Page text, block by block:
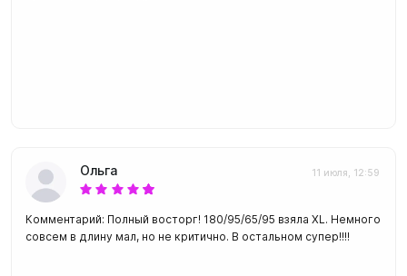
Ольга 11 июля, 12:59
Комментарий: Полный восторг! 180/95/65/95 взяла XL. Немного
совсем в длину мал, но не критично. В остальном супер!!!!